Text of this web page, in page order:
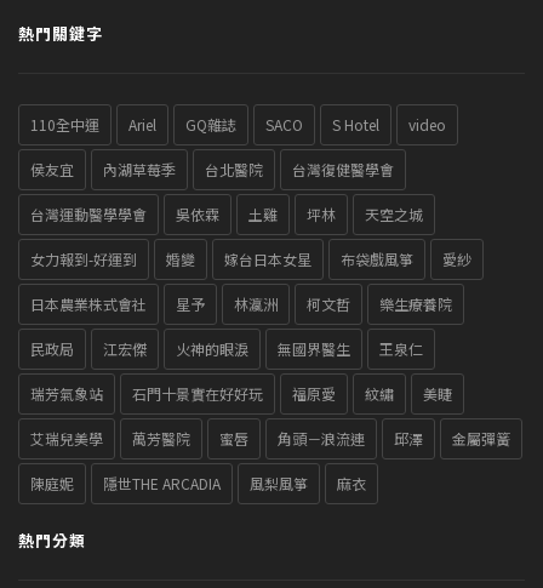
熱門關鍵字
110全中運 Ariel GQ雜誌 SACO S Hotel video
侯友宜 內湖草莓季 台北醫院 台灣復健醫學會
台灣運動醫學學會 吳依霖 土雞 坪林 天空之城
女力報到-好運到 婚變 嫁台日本女星 布袋戲風箏 愛紗
日本農業株式會社 星予 林瀛洲 柯文哲 樂生療養院
民政局 江宏傑 火神的眼淚 無國界醫生 王泉仁
瑞芳氣象站 石門十景實在好好玩 福原愛 紋繡 美睫
艾瑞兒美學 萬芳醫院 蜜唇 角頭－浪流連 邱澤 金屬彈簧
陳庭妮 隱世THE ARCADIA 風梨風箏 麻衣
熱門分類